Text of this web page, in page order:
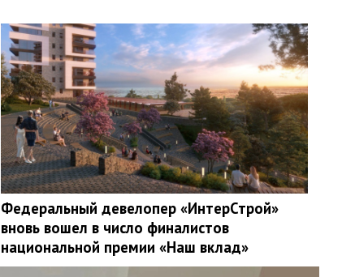
Федеральный девелопер «ИнтерСтрой»
вновь вошел в число финалистов
национальной премии «Наш вклад»